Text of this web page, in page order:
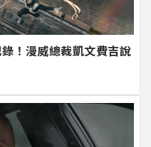
！漫威總裁凱文費吉說